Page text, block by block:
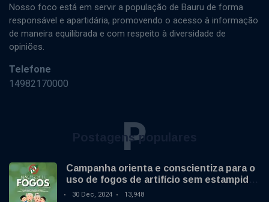
Nosso foco está em servir a população de Bauru de forma
responsável e apartidária, promovendo o acesso à informação
de maneira equilibrada e com respeito à diversidade de
opiniões.
Telefone
14982170000
Postagens populares
P
Campanha orienta e conscientiza para o
uso de fogos de artifício sem estampido
no final de ano
30 Dec, 2024 13,948